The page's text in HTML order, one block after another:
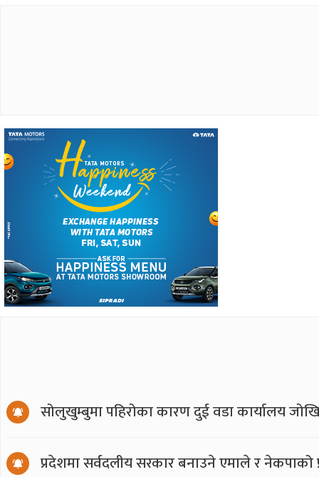
सोलुखुम्बुमा पहिरोका कारण दुई वडा कार्यालय
प्रदेशमा सर्वदलीय सरकार बनाउने एमाले र नेकपाको